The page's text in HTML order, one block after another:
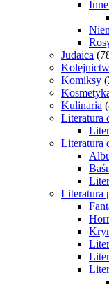
Judaica
Komiksy
Kulinaria
Literatura
Literatura
Literatura